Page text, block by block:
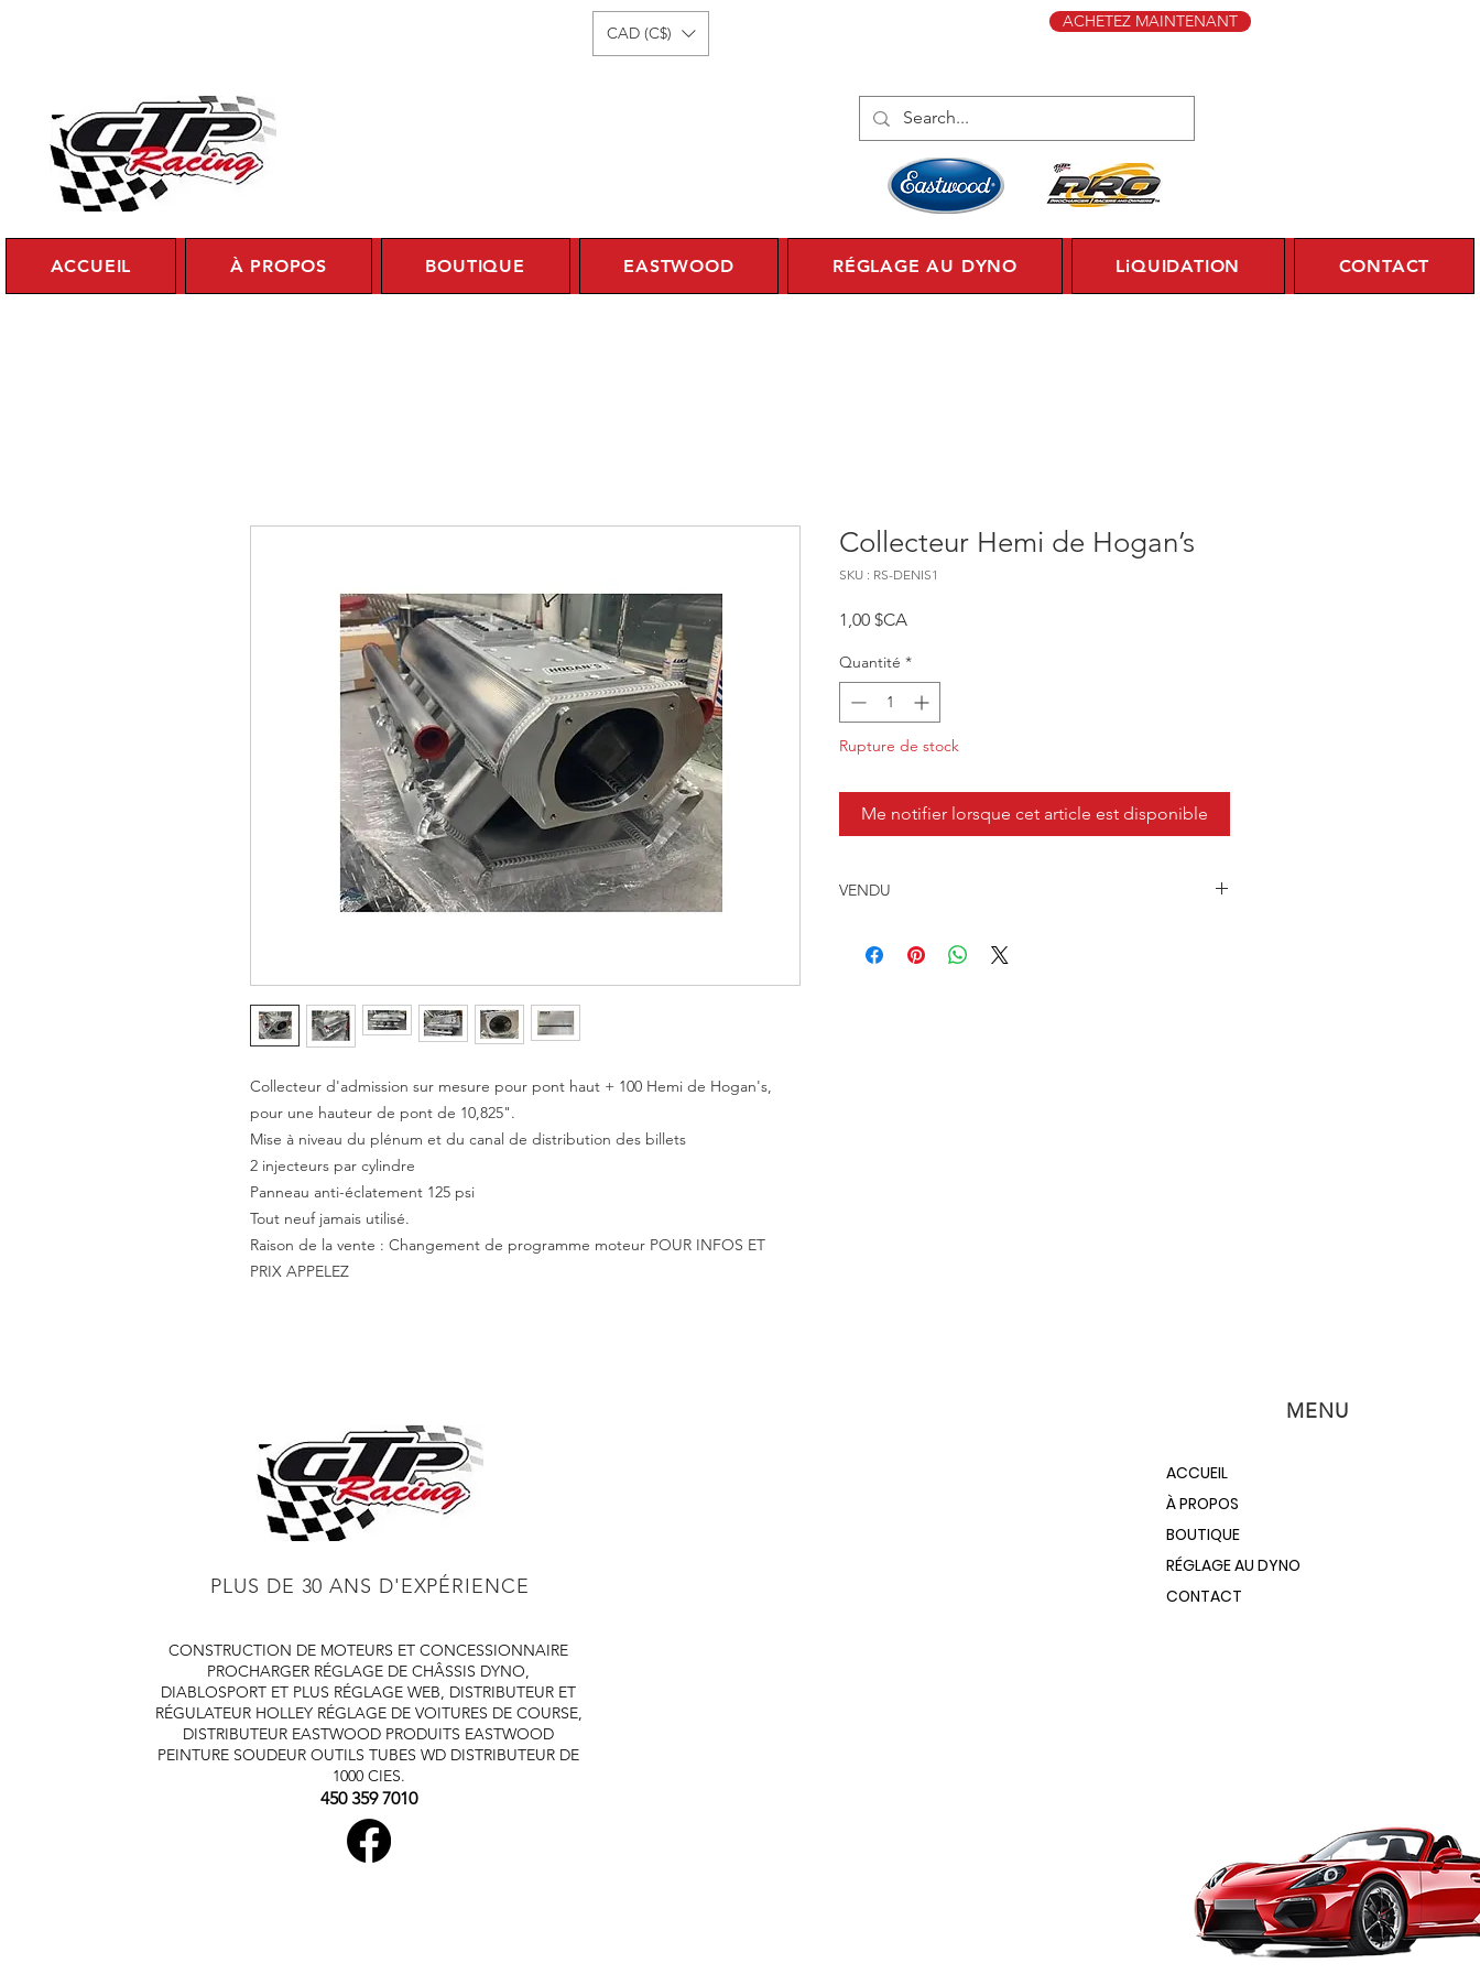
CAD (C$)
ACHETEZ MAINTENANT
ACCUEIL À PROPOS BOUTIQUE EASTWOOD RÉGLAGE AU DYNO LiQUIDATION CONTACT
Collecteur d'admission sur mesure pour pont haut + 100 Hemi de Hogan's,
pour une hauteur de pont de 10,825".
Mise à niveau du plénum et du canal de distribution des billets
2 injecteurs par cylindre
Panneau anti-éclatement 125 psi
Tout neuf jamais utilisé.
Raison de la vente : Changement de programme moteur POUR INFOS ET
PRIX APPELEZ
Collecteur Hemi de Hogan’s
SKU : RS-DENIS1
1,00 $CAPrix
Quantité *
Rupture de stock
Me notifier lorsque cet article est disponible
VENDU
PLUS DE 30 ANS D'EXPÉRIENCE
CONSTRUCTION DE MOTEURS ET CONCESSIONNAIRE
PROCHARGER RÉGLAGE DE CHÂSSIS DYNO,
DIABLOSPORT ET PLUS RÉGLAGE WEB, DISTRIBUTEUR ET
RÉGULATEUR HOLLEY RÉGLAGE DE VOITURES DE COURSE,
DISTRIBUTEUR EASTWOOD PRODUITS EASTWOOD
PEINTURE SOUDEUR OUTILS TUBES WD DISTRIBUTEUR DE
1000 CIES.
450 359 7010
MENU
ACCUEIL
À PROPOS
BOUTIQUE
RÉGLAGE AU DYNO
CONTACT